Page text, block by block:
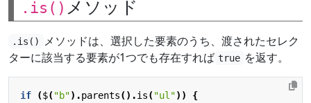
.is() メソッド
.is()
メソッドは、選択した要素のうち、渡されたセレク
ターに該当する要素が1つでも存在すれば true を返す。
if ($("b").parents().is("ul"))
{